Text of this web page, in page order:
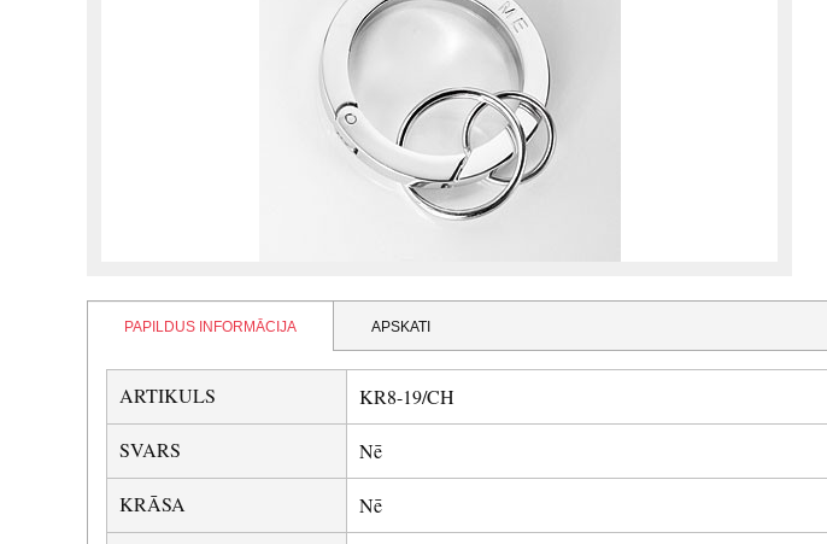
PAPILDUS INFORMĀCIJA APSKATI
ARTIKULS KR8-19/CH
SVARS Nē
KRĀSA Nē